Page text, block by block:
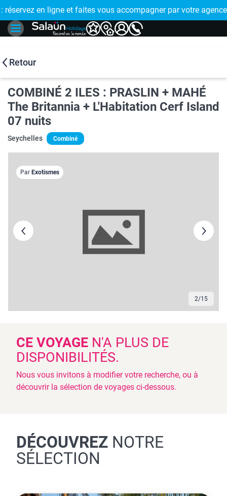
!
: réservez en ligne et faites vous accompagner par votre
🤩
Retour
COMBINÉ 2 ILES : PRASLIN + MAHÉ
The Britannia + L'Habitation Cerf Island
07 nuits
Seychelles Combiné
2/15
Par Exotismes
CE VOYAGE N'A PLUS DE
DISPONIBILITÉS.
Nous vous invitons à modifier votre recherche, ou à
découvrir la sélection de voyages ci-dessous.
DÉCOUVREZ NOTRE
SÉLECTION